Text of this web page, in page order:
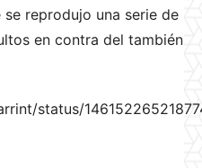
reprodujo una serie de
en contra del también
status/